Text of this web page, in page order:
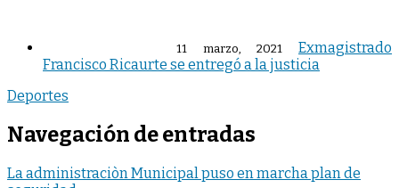
11 marzo, 2021
Exmagistrado
Francisco Ricaurte se entregó a la justicia
Deportes
Navegación de entradas
La administraciòn Municipal puso en marcha plan de